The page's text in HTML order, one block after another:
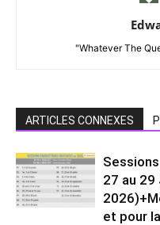
"Whatever The
ARTICLES CONNEXES
27 au
et pour